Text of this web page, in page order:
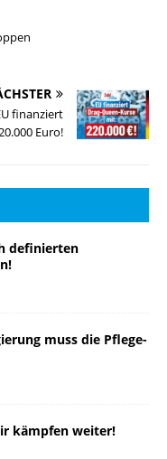
finanziert
Euro!
definierten
muss die Pflege-
kämpfen weiter!